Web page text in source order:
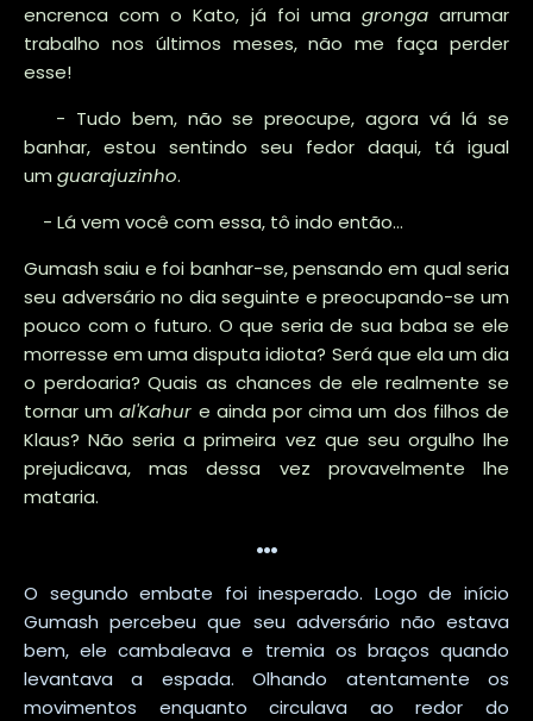
encrenca com o Kato, já foi uma grongaarrumar
trabalho nos últimos meses, não me faça perder
esse!
- Tudo bem, não se preocupe, agora vá lá se
banhar, estou sentindo seu fedor daqui, tá igual
um guarajuzinho.
- Lá vem você com essa, tô indo então…
Gumash saiu e foi banhar-se, pensando em qual seria
seu adversário no dia seguinte e preocupando-se um
pouco com o futuro. O que seria de sua baba se ele
morresse em uma disputa idiota? Será que ela um dia
o perdoaria? Quais as chances de ele realmente se
tornar umal'Kahur e ainda por cima um dos filhos de
Klaus? Não seria a primeira vez que seu orgulho lhe
prejudicava, mas dessa vez provavelmente lhe
mataria.
…
O segundo embate foi inesperado. Logo de início
Gumash percebeu que seu adversário não estava
bem, ele cambaleava e tremia os braços quando
levantava a espada. Olhando atentamente os
movimentos enquanto circulava ao redor do